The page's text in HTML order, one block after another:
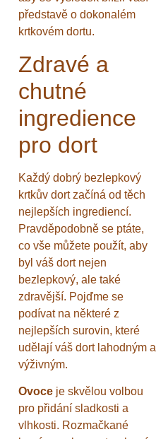
představě o dokonalém
krtkovém dortu.
Zdravé a
chutné
ingredience
pro dort
Každý dobrý bezlepkový
krtkův dort začíná od těch
nejlepších ingrediencí.
Pravděpodobně se ptáte,
co vše můžete použít, aby
byl váš dort nejen
bezlepkový, ale také
zdravější. Pojďme se
podívat na některé z
nejlepších surovin, které
udělají váš dort lahodným a
výživným.
Ovoce je skvělou volbou
pro přidání sladkosti a
vlhkosti. Rozmačkané